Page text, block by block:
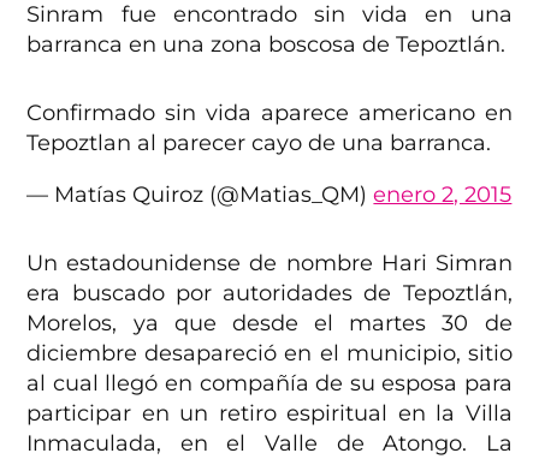
Sinram fue encontrado sin vida en una
barranca en una zona boscosa de Tepoztlán.
Confirmado sin vida aparece americano en
Tepoztlan al parecer cayo de una barranca.
— Matías Quiroz (@Matias_QM)enero 2, 2015
Un estadounidense de nombre Hari Simran
era buscado por autoridades de Tepoztlán,
Morelos, ya que desde el martes 30 de
diciembre desapareció en el municipio, sitio
al cual llegó en compañía de su esposa para
participar en un retiro espiritual en la Villa
Inmaculada, en el Valle de Atongo. La